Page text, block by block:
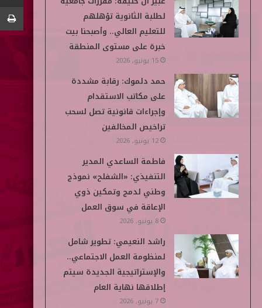
و
ك
د
إ
ن
و
ب
p
e
i
a
لطلبة الثانوية تؤهلهم
للتعليم العالي.. وأصبحنا بيت
خبرة على مستوى المنطقة
15 يونيو, 2026
حمد دلموك: رقابة مشددة
على مكاتب الاستقدام
وإجراءات قانونية تصل لسحب
تراخيص المخالفين
12 يونيو, 2026
فاطمة الساعدي المدير
التنفيذي: «الشفلح» نموذج
وطني لدمج وتمكين ذوي
الإعاقة في سوق العمل
8 يونيو, 2026
راشد النعيمي: تطوير شامل
لمنظومة العمل الاجتماعي..
والإستراتيجية الجديدة سيتم
إطلاقها نهاية العام
7 يونيو, 2026